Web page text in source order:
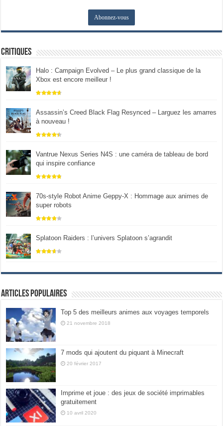
Critiques
Halo : Campaign Evolved – Le plus grand classique de la
Xbox est encore meilleur !
Assassin’s Creed Black Flag Resynced – Larguez les amarres
à nouveau !
Vantrue Nexus Series N4S : une caméra de tableau de bord
qui inspire confiance
70s-style Robot Anime Geppy-X : Hommage aux animes de
super robots
Splatoon Raiders : l’univers Splatoon s’agrandit
Articles populaires
Top 5 des meilleurs animes aux voyages temporels
21 novembre 2018
7 mods qui ajoutent du piquant à Minecraft
20 février 2017
Imprime et joue : des jeux de société imprimables
gratuitement
10 avril 2020